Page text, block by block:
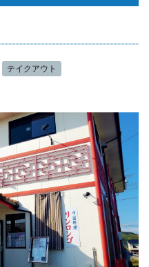
テイクアウト